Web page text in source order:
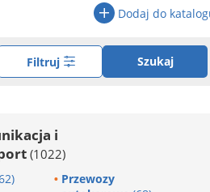
Dodaj do
Filtruj Szukaj
i
(1022)
Przewozy